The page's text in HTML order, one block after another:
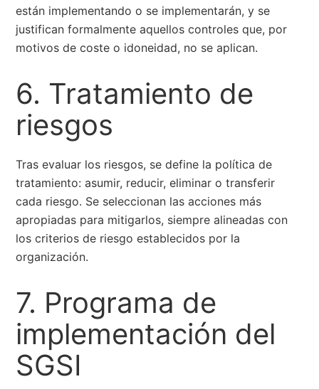
están implementando o se implementarán, y se
justifican formalmente aquellos controles que, por
motivos de coste o idoneidad, no se aplican.
6. Tratamiento de
riesgos
Tras evaluar los riesgos, se define la política de
tratamiento: asumir, reducir, eliminar o transferir
cada riesgo. Se seleccionan las acciones más
apropiadas para mitigarlos, siempre alineadas con
los criterios de riesgo establecidos por la
organización.
7. Programa de
implementación del
SGSI